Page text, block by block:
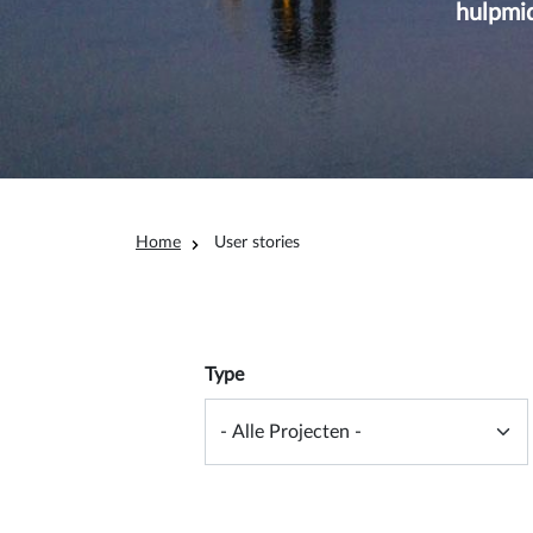
Kruimelpad
Home User stories
Overview filter
Type